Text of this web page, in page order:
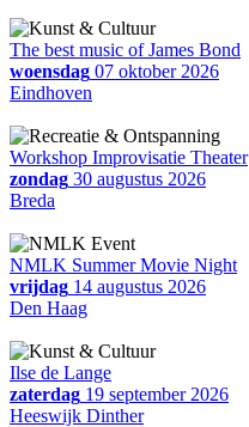
The best music of James Bond
woensdag 07 oktober 2026
Eindhoven
Workshop Improvisatie Theater
zondag 30 augustus 2026
Breda
NMLK Summer Movie Night
vrijdag 14 augustus 2026
Den Haag
Ilse de Lange
zaterdag 19 september 2026
Heeswijk Dinther